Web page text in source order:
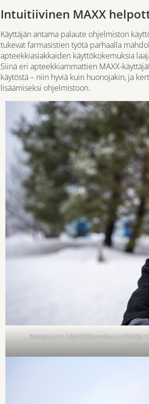
Intuitiivinen MAXX
Käyttäjän antama palaute ohjelmiston
tukevat farmasistien työtä parhaalla
apteekkiasiakkaiden käyttökokemuksia
Siinä eri apteekkiammattien MAXX-
käytöstä – niin hyviä kuin huonojakin, ja
lisäämiseksi ohjelmistoon.
Receptumin käyttöliittymäsuunnittelija